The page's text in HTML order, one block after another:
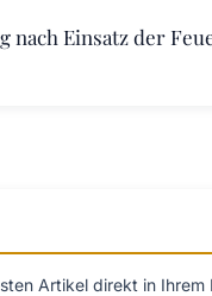
nach Einsatz der
Artikel direkt in